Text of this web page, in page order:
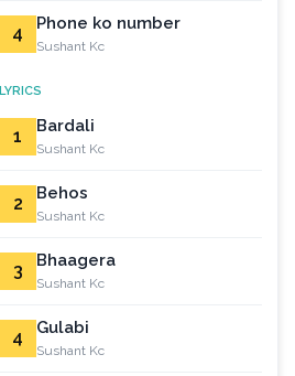
4 Phone ko number
Sushant Kc
LYRICS
1 Bardali
Sushant Kc
2 Behos
Sushant Kc
3 Bhaagera
Sushant Kc
4 Gulabi
Sushant Kc